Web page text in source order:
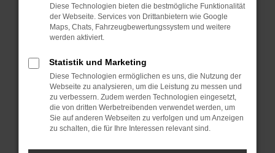
Starte dein Gerät neu.
Das kann manchmal helfen, vorübergehende
Probleme zu beheben.
Stelle sicher, dass dein Browser und dein
Betriebssystem auf dem neuesten Stand
sind.
Veraltete Software birgt nicht nur ein
Sicherheitsrisiko, sondern kann auch dazu
führen, dass bestimmte Funktionen nicht mehr
Diese Technologien bieten die bestmögliche Funktionalität
der Webseite. Services von Drittanbietern wie Google
Maps, Chats, Fahrzeugbewertungssystem und weitere
werden aktiviert.
Statistik und Marketing
Diese Technologien ermöglichen es uns, die Nutzung der
Webseite zu analysieren, um die Leistung zu messen und
zu verbessern. Zudem werden Technologien eingesetzt,
die von dritten Werbetreibenden verwendet werden, um
Sie auf anderen Webseiten zu verfolgen und um Anzeigen
zu schalten, die für Ihre Interessen relevant sind.